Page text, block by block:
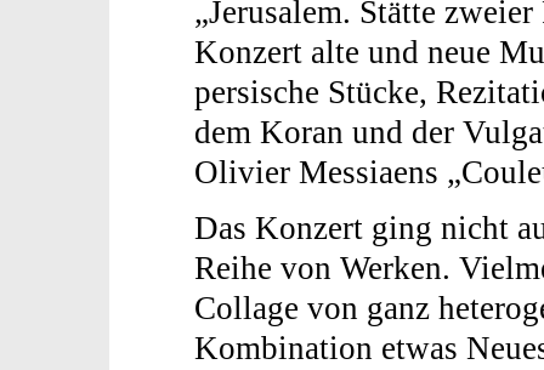
„Jerusalem. Stätte
Konzert alte und neue
persische Stücke,
dem Koran und der
Olivier Messiaens
Das Konzert ging nicht
Reihe von Werken.
Collage von ganz
Kombination etwas